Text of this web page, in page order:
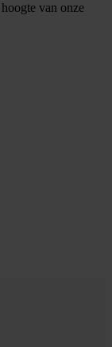
van onze